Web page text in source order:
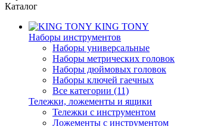
Каталог
KING TONY
Наборы инструментов
Наборы универсальные
Наборы метрических головок
Наборы дюймовых головок
Наборы ключей гаечных
Все категории (11)
Тележки, ложементы и ящики
Тележки с инструментом
Ложементы с инструментом